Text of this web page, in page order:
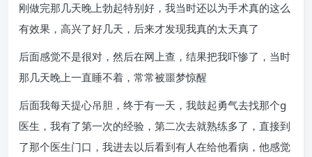
刚做完那几天晚上勃起特别好，我当时还以为手术真的这么
有效果，高兴了好几天，后来才发现我真的太天真了
后面感觉不是很对，然后在网上查，结果把我吓惨了，当时
那几天晚上一直睡不着，常常被噩梦惊醒
后面我每天提心吊胆，终于有一天，我鼓起勇气去找那个g
医生，我有了第一次的经验，第二次去就熟练多了，直接到
了那个医生门口，我进去以后看到有人在给他看病，他感觉